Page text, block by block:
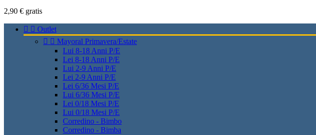
2,90 € gratis
  Outlet
  Mayoral Primavera/Estate
Lui 8-18 Anni P/E
Lei 8-18 Anni P/E
Lui 2-9 Anni P/E
Lei 2-9 Anni P/E
Lei 6/36 Mesi P/E
Lui 6/36 Mesi P/E
Lei 0/18 Mesi P/E
Lui 0/18 Mesi P/E
Corredino - Bimbo
Corredino - Bimba